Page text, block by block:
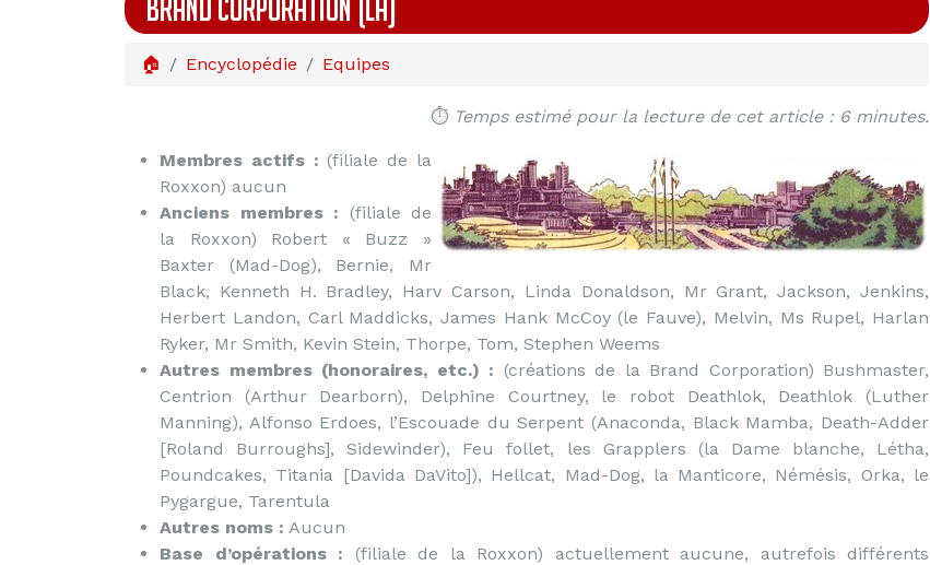
BRAND CORPORATION (LA)
🏠 Encyclopédie Equipes
⏱️ Temps estimé pour la lecture de cet article : 6 minutes.
Membres actifs : (filiale de la
Roxxon) aucun
Anciens membres : (filiale de
la Roxxon) Robert « Buzz »
Baxter (Mad-Dog), Bernie, Mr
Black, Kenneth H. Bradley, Harv Carson, Linda Donaldson, Mr Grant, Jackson, Jenkins,
Herbert Landon, Carl Maddicks, James Hank McCoy (le Fauve), Melvin, Ms Rupel, Harlan
Ryker, Mr Smith, Kevin Stein, Thorpe, Tom, Stephen Weems
Autres membres (honoraires, etc.) : (créations de la Brand Corporation) Bushmaster,
Centrion (Arthur Dearborn), Delphine Courtney, le robot Deathlok, Deathlok (Luther
Manning), Alfonso Erdoes, l’Escouade du Serpent (Anaconda, Black Mamba, Death-Adder
[Roland Burroughs], Sidewinder), Feu follet, les Grapplers (la Dame blanche, Létha,
Poundcakes, Titania [Davida DaVito]), Hellcat, Mad-Dog, la Manticore, Némésis, Orka, le
Pygargue, Tarentula
Autres noms : Aucun
Base d’opérations : (filiale de la Roxxon) actuellement aucune, autrefois différents